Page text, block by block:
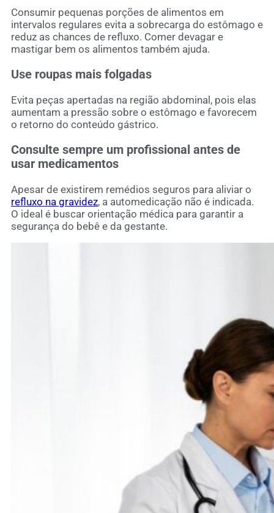
Consumir pequenas porções de alimentos em
intervalos regulares evita a sobrecarga do estômago e
reduz as chances de refluxo. Comer devagar e
mastigar bem os alimentos também ajuda.
Use roupas mais folgadas
Evita peças apertadas na região abdominal, pois elas
aumentam a pressão sobre o estômago e favorecem
o retorno do conteúdo gástrico.
Consulte sempre um profissional antes de
usar medicamentos
Apesar de existirem remédios seguros para aliviar o
refluxo na gravidez, a automedicação não é indicada.
O ideal é buscar orientação médica para garantir a
segurança do bebê e da gestante.